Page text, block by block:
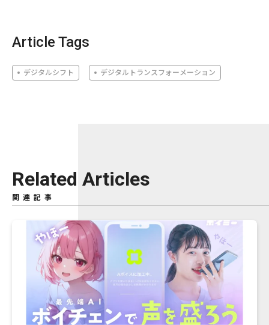
Article Tags
デジタルシフト デジタルトランスフォーメーション
Related Articles
関連記事